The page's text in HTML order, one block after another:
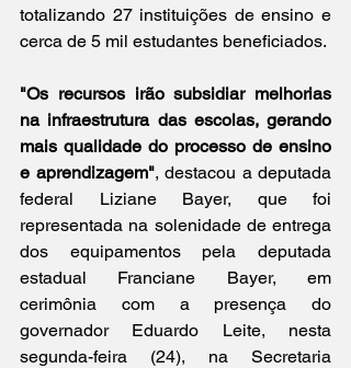
totalizando 27 instituições de ensino e
cerca de 5 mil estudantes beneficiados.
"Os recursos irão subsidiar melhorias
na infraestrutura das escolas, gerando
mais qualidade do processo de ensino
e aprendizagem", destacou a deputada
federal Liziane Bayer, que foi
representada na solenidade de entrega
dos equipamentos pela deputada
estadual
Franciane Bayer, em
cerimônia com a presença do
governador Eduardo Leite, nesta
segunda-feira (24), na Secretaria